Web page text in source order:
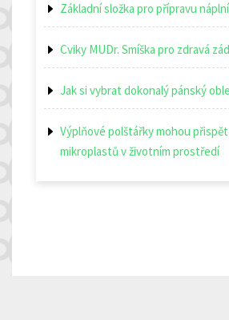
Základní složka pro přípravu náplní
Cviky MUDr. Smíška pro zdravá
Jak si vybrat dokonalý pánský
Výplňové polštářky mohou
mikroplastů v životním prostředí